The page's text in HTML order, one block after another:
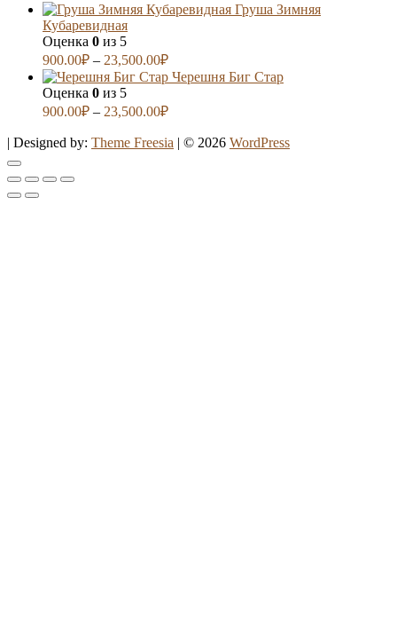
Груша Зимняя
Кубаревидная
Оценка 0 из 5
900.00₽ – 23,500.00₽
Черешня Биг Стар
Оценка 0 из 5
900.00₽ – 23,500.00₽
| Designed by: Theme Freesia | © 2026 WordPress
Go
to
top